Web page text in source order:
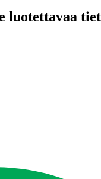
luotettavaa